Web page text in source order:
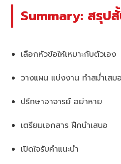
Summary: สรุป
เลือกหัวข้อให้เหมาะกับตัวเอง
วางแผน แบ่งงาน ทำสม่ำเสมอ
ปรึกษาอาจารย์ อย่าหาย
เตรียมเอกสาร ฝึกนำเสนอ
เปิดใจรับคำแนะนำ